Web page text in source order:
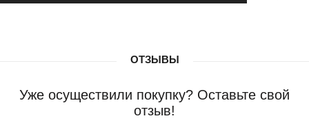
ОТЗЫВЫ
Уже осуществили покупку? Оставьте свой
отзыв!